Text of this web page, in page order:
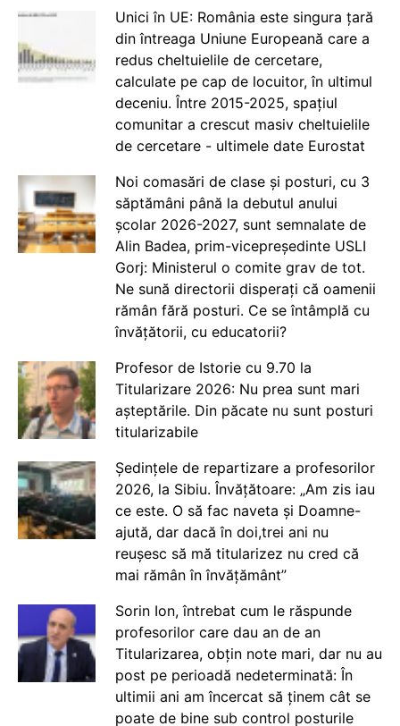
Unici în UE: România este singura țară
din întreaga Uniune Europeană care a
redus cheltuielile de cercetare,
calculate pe cap de locuitor, în ultimul
deceniu. Între 2015-2025, spațiul
comunitar a crescut masiv cheltuielile
de cercetare - ultimele date Eurostat
Noi comasări de clase și posturi, cu 3
săptămâni până la debutul anului
școlar 2026-2027, sunt semnalate de
Alin Badea, prim-vicepreședinte USLI
Gorj: Ministerul o comite grav de tot.
Ne sună directorii disperați că oamenii
rămân fără posturi. Ce se întâmplă cu
învățătorii, cu educatorii?
Profesor de Istorie cu 9.70 la
Titularizare 2026: Nu prea sunt mari
așteptările. Din păcate nu sunt posturi
titularizabile
Ședințele de repartizare a profesorilor
2026, la Sibiu. Învățătoare: „Am zis iau
ce este. O să fac naveta și Doamne-
ajută, dar dacă în doi,trei ani nu
reușesc să mă titularizez nu cred că
mai rămân în învățământ”
Sorin Ion, întrebat cum le răspunde
profesorilor care dau an de an
Titularizarea, obțin note mari, dar nu au
post pe perioadă nedeterminată: În
ultimii ani am încercat să ținem cât se
poate de bine sub control posturile